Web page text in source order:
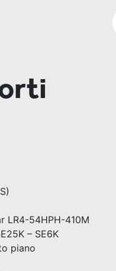
LR4-54HPH-410M
– SE6K
piano